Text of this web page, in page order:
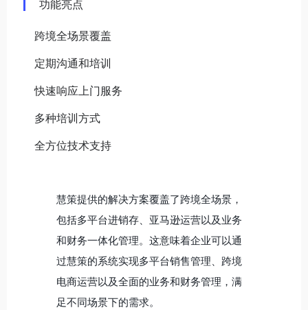
功能亮点
跨境全场景覆盖
定期沟通和培训
快速响应上门服务
多种培训方式
全方位技术支持
慧策提供的解决方案覆盖了跨境全场景，
包括多平台进销存、亚马逊运营以及业务
和财务一体化管理。这意味着企业可以通
过慧策的系统实现多平台销售管理、跨境
电商运营以及全面的业务和财务管理，满
足不同场景下的需求。